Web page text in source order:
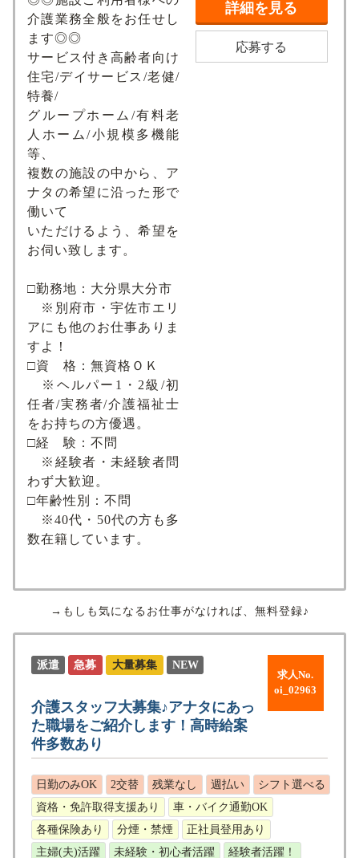
介護業務全般をお任せし
ます◎◎
サービス付き高齢者向け
住宅/デイサービス/老健/
特養/
グループホーム/有料老
人ホーム/小規模多機能
等、
複数の施設の中から、ア
ナタの希望に沿った形で
働いて
いただけるよう、希望を
お伺い致します。
□勤務地：大分県大分市
※別府市・宇佐市エリ
アにも他のお仕事ありま
すよ！
□資 格：無資格ＯＫ
※ヘルパー1・2級/初
任者/実務者/介護福祉士
をお持ちの方優遇。
□経 験：不問
※経験者・未経験者問
わず大歓迎。
□年齢性別：不問
※40代・50代の方も多
数在籍しています。
詳細を見る
応募する
→もしも気になるお仕事がなければ、無料登録♪
求人No.
oi_02963
派遣 急募 大量募集 NEW
介護スタッフ大募集♪アナタにあっ
た職場をご紹介します！高時給案
件多数あり
日勤のみOK 2交替 残業なし 週払い
シフト選べる
資格・免許取得支援あり
車・バイク通勤OK
各種保険あり
分煙・禁煙
正社員登用あり
主婦(夫)活躍
未経験・初心者活躍 経験者活躍！